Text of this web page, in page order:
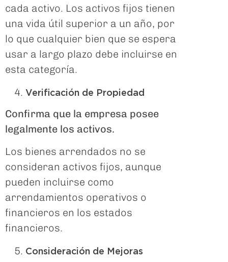
cada activo. Los activos fijos tienen
una vida útil superior a un año, por
lo que cualquier bien que se espera
usar a largo plazo debe incluirse en
esta categoría.
Verificación de Propiedad
Confirma que la empresa posee
legalmente los activos.
Los bienes arrendados no se
consideran activos fijos, aunque
pueden incluirse como
arrendamientos operativos o
financieros en los estados
financieros.
Consideración de Mejoras